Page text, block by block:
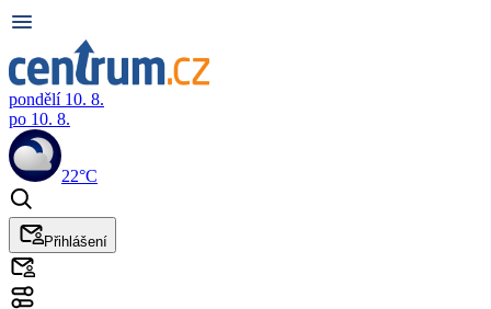
pondělí 10. 8.
po 10. 8.
22°C
Přihlášení